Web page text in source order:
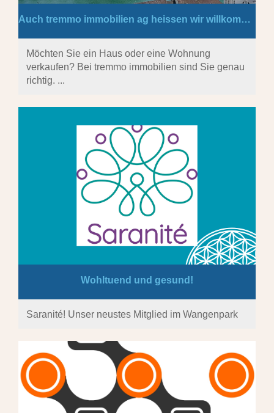
Auch tremmo immobilien ag heissen wir willkommen!
Möchten Sie ein Haus oder eine Wohnung
verkaufen? Bei tremmo immobilien sind Sie genau
richtig. ...
Wohltuend und gesund!
Saranité! Unser neustes Mitglied im Wangenpark